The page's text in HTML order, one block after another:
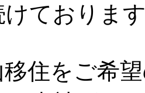
ておりま
住をご希